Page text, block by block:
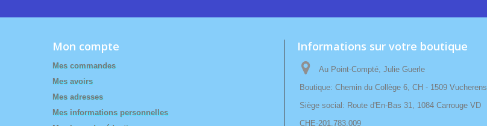
Mon compte
Mes commandes
Mes avoirs
Mes adresses
Mes informations personnelles
Informations sur votre boutique
Au Point-Compté, Julie Guerle
Boutique: Chemin du Collège 6, CH - 1509 Vucherens
Siège social: Route d'En-Bas 31, 1084 Carrouge VD
CHE-201.783.009